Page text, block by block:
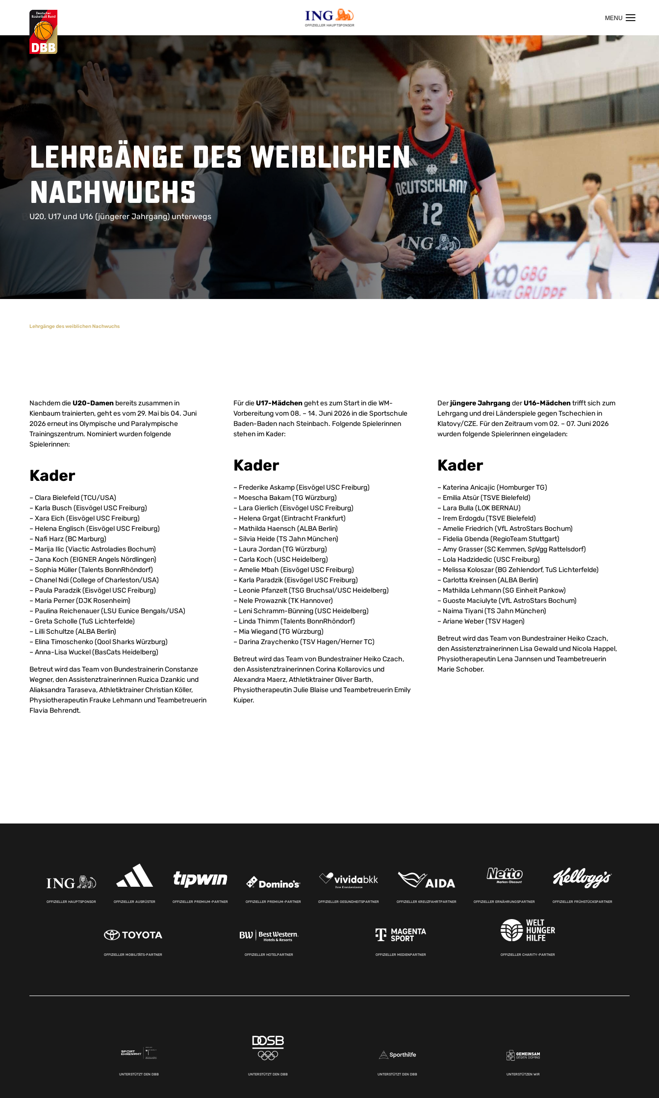
OFFIZIELLER HAUPTSPONSOR
Suchvorschläge
Lorem Ipsum
Dolor Sit
Amet Valputo
Lehrgänge des weiblichen
Nachwuchs
U20, U17 und U16 (jüngerer Jahrgang) unterwegs
Lehrgänge des weiblichen Nachwuchs
Nachdem dieU20-Damen bereits zusammen in
Kienbaum trainierten, geht es vom 29. Mai bis 04. Juni
2026 erneut ins Olympische und Paralympische
Trainingszentrum. Nominiert wurden folgende
Spielerinnen:
Kader
– Clara Bielefeld (TCU/USA)
– Karla Busch (Eisvögel USC Freiburg)
– Xara Eich (Eisvögel USC Freiburg)
– Helena Englisch (Eisvögel USC Freiburg)
– Nafi Harz (BC Marburg)
– Marija Ilic (Viactic Astroladies Bochum)
– Jana Koch (EIGNER Angels Nördlingen)
– Sophia Müller (Talents BonnRhöndorf)
– Chanel Ndi (College of Charleston/USA)
– Paula Paradzik (Eisvögel USC Freiburg)
– Maria Perner (DJK Rosenheim)
– Paulina Reichenauer (LSU Eunice Bengals/USA)
– Greta Scholle (TuS Lichterfelde)
– Lilli Schultze (ALBA Berlin)
– Elina Timoschenko (Qool Sharks Würzburg)
– Anna-Lisa Wuckel (BasCats Heidelberg)
Betreut wird das Team von Bundestrainerin Constanze
Wegner, den Assistenztrainerinnen Ruzica Dzankic und
Aliaksandra Taraseva, Athletiktrainer Christian Köller,
Physiotherapeutin Frauke Lehmann und Teambetreuerin
Flavia Behrendt.
Für dieU17-Mädchengeht es zum Start in die WM-
Vorbereitung vom 08. – 14. Juni 2026 in die Sportschule
Baden-Baden nach Steinbach. Folgende Spielerinnen
stehen im Kader:
Kader
– Frederike Askamp (Eisvögel USC Freiburg)
– Moescha Bakam (TG Würzburg)
– Lara Gierlich (Eisvögel USC Freiburg)
– Helena Grgat (Eintracht Frankfurt)
– Mathilda Haensch (ALBA Berlin)
– Silvia Heide (TS Jahn München)
– Laura Jordan (TG Würzburg)
– Carla Koch (USC Heidelberg)
– Amelie Mbah (Eisvögel USC Freiburg)
– Karla Paradzik (Eisvögel USC Freiburg)
– Leonie Pfanzelt (TSG Bruchsal/USC Heidelberg)
– Nele Prowaznik (TK Hannover)
– Leni Schramm-Bünning (USC Heidelberg)
– Linda Thimm (Talents BonnRhöndorf)
– Mia Wiegand (TG Würzburg)
– Darina Zraychenko (TSV Hagen/Herner TC)
Betreut wird das Team von Bundestrainer Heiko Czach,
den Assistenztrainerinnen Corina Kollarovics und
Alexandra Maerz, Athletiktrainer Oliver Barth,
Physiotherapeutin Julie Blaise und Teambetreuerin Emily
Kuiper.
Derjüngere Jahrgang derU16-Mädchentrifft sich zum
Lehrgang und drei Länderspiele gegen Tschechien in
Klatovy/CZE. Für den Zeitraum vom 02. – 07. Juni 2026
wurden folgende Spielerinnen eingeladen:
Kader
– Katerina Anicajic (Homburger TG)
– Emilia Atsür (TSVE Bielefeld)
– Lara Bulla (LOK BERNAU)
– Irem Erdogdu (TSVE Bielefeld)
– Amelie Friedrich (VfL AstroStars Bochum)
– Fidelia Gbenda (RegioTeam Stuttgart)
– Amy Grasser (SC Kemmen, SpVgg Rattelsdorf)
– Lola Hadzidedic (USC Freiburg)
– Melissa Koloszar (BG Zehlendorf, TuS Lichterfelde)
– Carlotta Kreinsen (ALBA Berlin)
– Mathilda Lehmann (SG Einheit Pankow)
– Guoste Maciulyte (VfL AstroStars Bochum)
– Naima Tiyani (TS Jahn München)
– Ariane Weber (TSV Hagen)
Betreut wird das Team von Bundestrainer Heiko Czach,
den Assistenztrainerinnen Lisa Gewald und Nicola Happel,
Physiotherapeutin Lena Jannsen und Teambetreuerin
Marie Schober.
OFFIZIELLER HAUPTSPONSOR OFFIZIELLER AUSRÜSTER OFFIZIELLER PREMIUM-PARTNER OFFIZIELLER PREMIUM-PARTNER OFFIZIELLER GESUNDHEITSPARTNER OFFIZIELLER KREUZFAHRTPARTNER OFFIZIELLER ERNÄHRUNGSPARTNER OFFIZIELLER FRÜHSTÜCKSPARTNER
OFFIZIELLER MOBILITÄTS-PARTNER OFFIZIELLER HOTELPARTNER OFFIZIELLER MEDIENPARTNER OFFIZIELLER CHARITY-PARTNER
UNTERSTÜTZT DEN DBB UNTERSTÜTZT DEN DBB UNTERSTÜTZT DEN DBB UNTERSTÜTZEN WIR